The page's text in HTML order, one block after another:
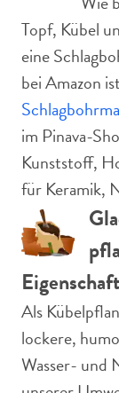
Topf, Kübel
eine
bei Amazon
im Pinava-
Kunststoff,
für Keramik,
Als
lockere,
Wasser- und